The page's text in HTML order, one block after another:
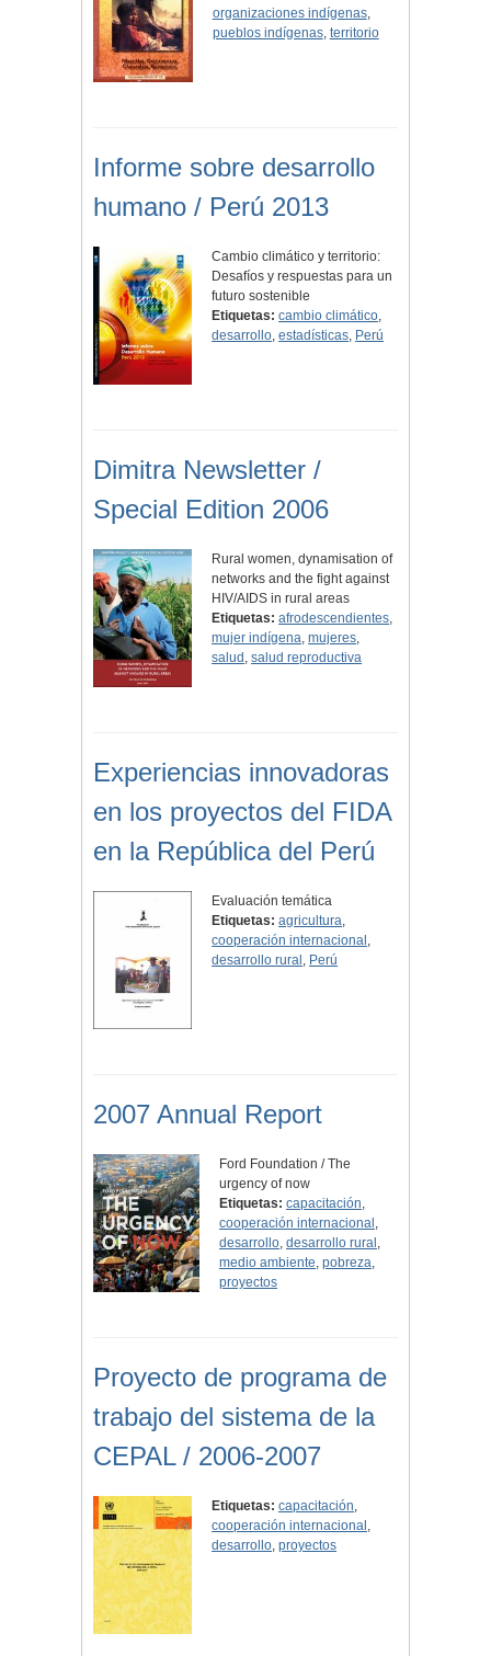
organizaciones indígenas,
pueblos indígenas, territorio
Informe sobre desarrollo
humano / Perú 2013
Cambio climático y territorio:
Desafíos y respuestas para un
futuro sostenible
Etiquetas: cambio climático,
desarrollo,estadísticas, Perú
Dimitra Newsletter /
Special Edition 2006
Rural women, dynamisation of
networks and the fight against
HIV/AIDS in rural areas
Etiquetas: afrodescendientes,
mujer indígena,mujeres,
salud ,salud reproductiva
Experiencias innovadoras
en los proyectos del FIDA
en la República del Perú
Evaluación temática
Etiquetas: agricultura,
cooperación internacional ,
desarrollo rural , Perú
2007 Annual Report
Ford Foundation / The
urgency of now
Etiquetas: capacitación,
cooperación internacional ,
desarrollo,desarrollo rural ,
medio ambiente,pobreza,
proyectos
Proyecto de programa de
trabajo del sistema de la
CEPAL / 2006-2007
Etiquetas: capacitación,
cooperación internacional ,
desarrollo,proyectos